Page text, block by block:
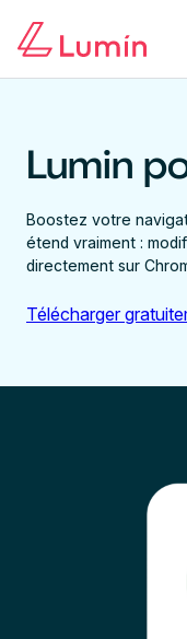
Lumin
Boostez votre
étend vraiment :
directement sur
Télécharger